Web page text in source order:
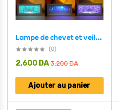
Lampe de chevet et veilleuse LED coloré pour décoration intérieure – مصباح ديكور
(0)
3,200DA
2,600 DA
Ajouter au panier